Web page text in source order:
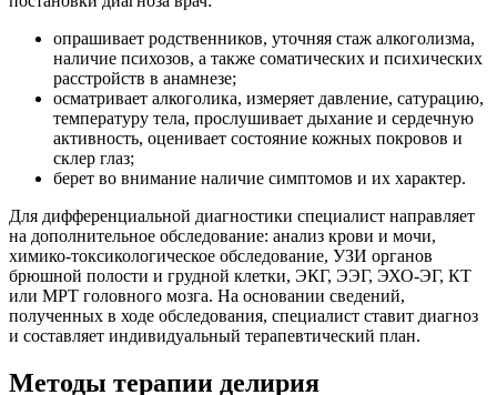
опрашивает родственников, уточняя стаж алкоголизма,
наличие психозов, а также соматических и психических
расстройств в анамнезе;
осматривает алкоголика, измеряет давление, сатурацию,
температуру тела, прослушивает дыхание и сердечную
активность, оценивает состояние кожных покровов и
склер глаз;
берет во внимание наличие симптомов и их характер.
Для дифференциальной диагностики специалист направляет
на дополнительное обследование: анализ крови и мочи,
химико-токсикологическое обследование, УЗИ органов
брюшной полости и грудной клетки, ЭКГ, ЭЭГ, ЭХО-ЭГ, КТ
или МРТ головного мозга. На основании сведений,
полученных в ходе обследования, специалист ставит диагноз
и составляет индивидуальный терапевтический план.
Методы терапии делирия